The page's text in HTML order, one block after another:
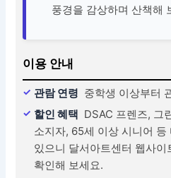
풍경을 감상하며 산책해
이용 안내
관람 연령 중학생 이상부터
할인 혜택 DSAC 프렌즈, 그
소지자, 65세 이상 시니어 등
있으니 달서아트센터 웹사
확인해 보세요.